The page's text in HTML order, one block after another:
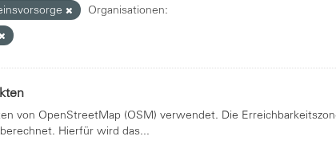
Organisationen:
von OpenStreetMap (OSM) verwendet. Die
Hierfür wird das...